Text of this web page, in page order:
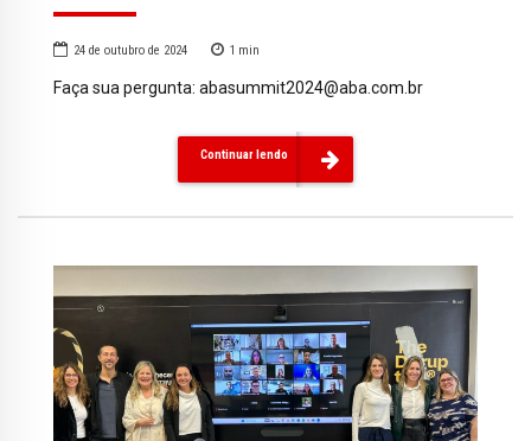
24 de outubro de 2024 1 min
Faça sua pergunta: abasummit2024@aba.com.br
Continuar lendo